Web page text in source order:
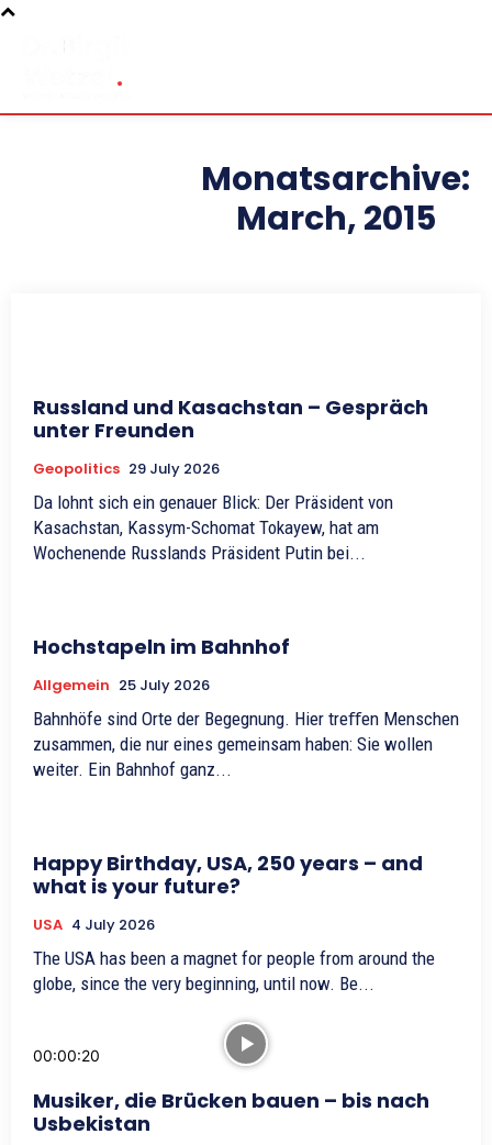
Monatsarchive:
March, 2015
Russland und Kasachstan – Gespräch
unter Freunden
Geopolitics 29 July 2026
Da lohnt sich ein genauer Blick: Der Präsident von
Kasachstan, Kassym-Schomat Tokayew, hat am
Wochenende Russlands Präsident Putin bei...
Hochstapeln im Bahnhof
Allgemein 25 July 2026
Bahnhöfe sind Orte der Begegnung. Hier treﬀen Menschen
zusammen, die nur eines gemeinsam haben: Sie wollen
weiter. Ein Bahnhof ganz...
Happy Birthday, USA, 250 years – and
what is your future?
USA 4 July 2026
The USA has been a magnet for people from around the
globe, since the very beginning, until now. Be...
00:00:20
Musiker, die Brücken bauen – bis nach
Usbekistan